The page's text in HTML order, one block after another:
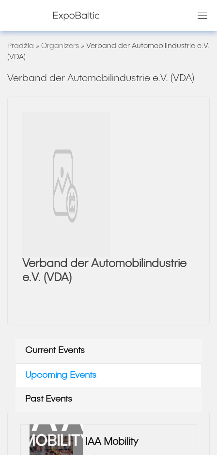
Pradžia » Organizers » Verband der Automobilindustrie e.V.
(VDA)
Verband der Automobilindustrie e.V. (VDA)
Verband der Automobilindustrie
e.V. (VDA)
Current Events
Upcoming Events
Past Events
IAA Mobility